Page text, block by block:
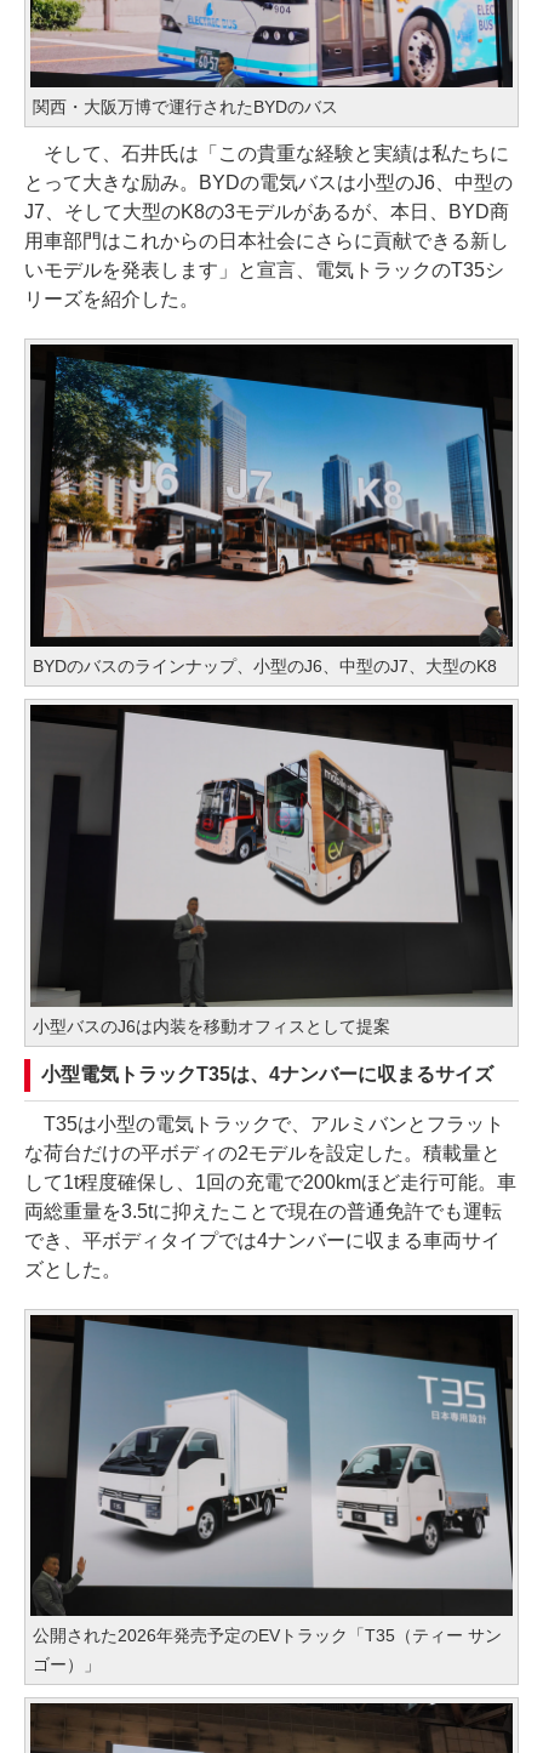
関西・大阪万博で運行されたBYDのバス
そして、石井氏は「この貴重な経験と実績は私たちに
とって大きな励み。BYDの電気バスは小型のJ6、中型の
J7、そして大型のK8の3モデルがあるが、本日、BYD商
用車部門はこれからの日本社会にさらに貢献できる新し
いモデルを発表します」と宣言、電気トラックのT35シ
リーズを紹介した。
BYDのバスのラインナップ、小型のJ6、中型のJ7、大型のK8
小型バスのJ6は内装を移動オフィスとして提案
小型電気トラックT35は、4ナンバーに収まるサイズ
T35は小型の電気トラックで、アルミバンとフラット
な荷台だけの平ボディの2モデルを設定した。積載量と
して1t程度確保し、1回の充電で200kmほど走行可能。車
両総重量を3.5tに抑えたことで現在の普通免許でも運転
でき、平ボディタイプでは4ナンバーに収まる車両サイ
ズとした。
公開された2026年発売予定のEVトラック「T35（ティー サン
ゴー）」